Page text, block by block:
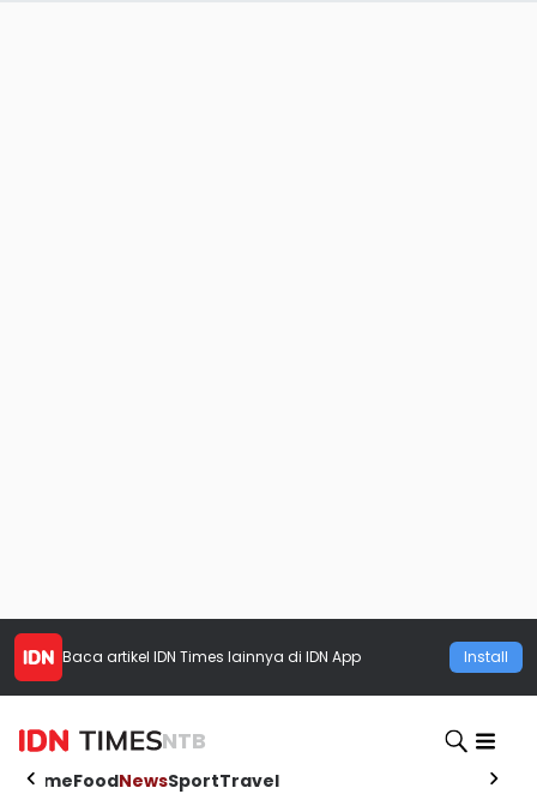
Baca artikel IDN Times lainnya di IDN App Install
NTB
HomeFoodNewsSportTravel